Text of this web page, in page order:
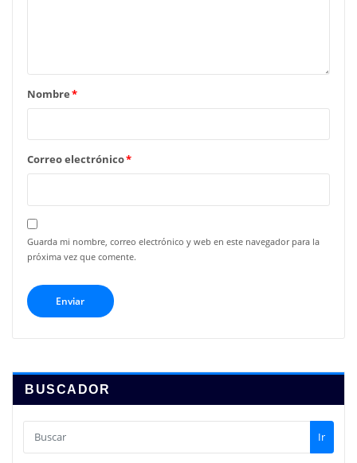
Nombre*
Correo electrónico*
Guarda mi nombre, correo electrónico y web en este navegador para la
próxima vez que comente.
BUSCADOR
Ir